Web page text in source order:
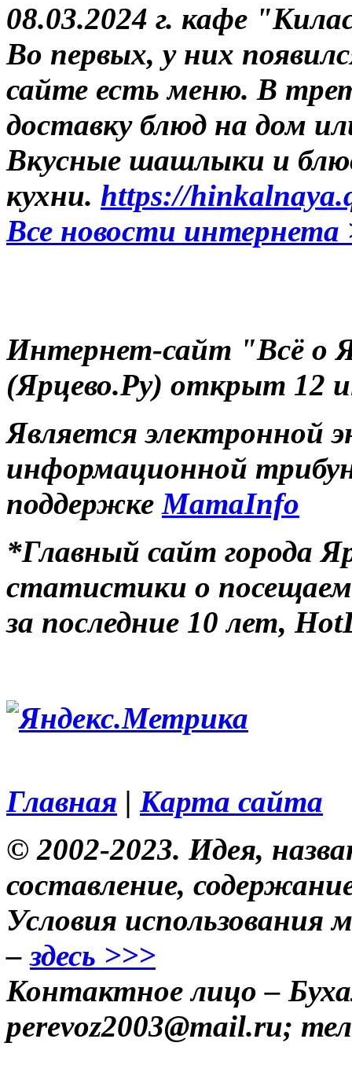
08.03.2024 г. кафе
Во первых, у них
сайте есть меню. В
доставку блюд на дом
Вкусные шашлыки и
кухни. https://
Все новости интернета
Интернет-сайт "Всё о
(Ярцево.Ру) открыт 12
Является электронной
информационной
поддержке MamaInfo
*Главный сайт города
статистики о
за последние 10 лет,
Главная | Карта сайта
© 2002-2023. Идея,
составление,
Условия использования
–здесь >>>
Контактное лицо –
perevoz2003@mail.ru;